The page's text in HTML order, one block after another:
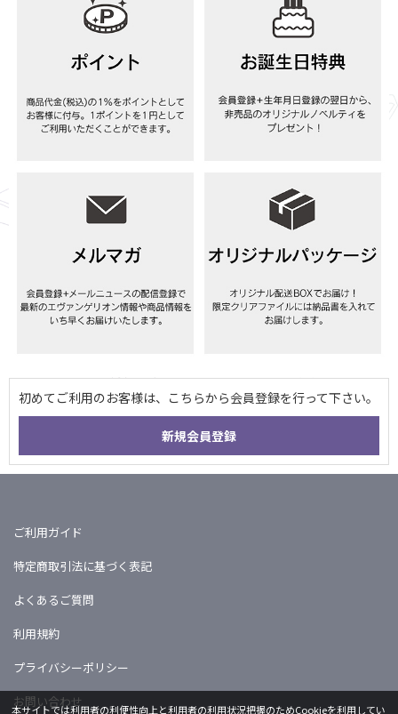
ご利用ガイド
特定商取引法に基づく表記
よくあるご質問
利用規約
プライバシーポリシー
お問い合わせ
本サイトでは利用者の利便性向上と利用者の利用状況把握のためCookieを利用してい